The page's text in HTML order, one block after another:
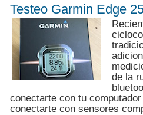
Testeo Garmin Edge
de la
conectarte con tu
conectarte con sensores